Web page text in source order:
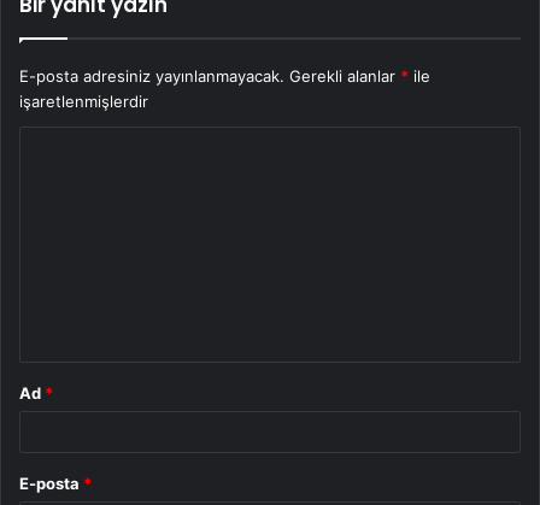
E-posta adresiniz yayınlanmayacak. Gerekli alanlar * ile
işaretlenmişlerdir
Ad *
E-posta *